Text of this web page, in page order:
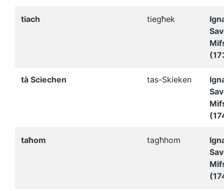
tiach tiegħek
tà Sciechen tas-Skieken
taħom tagħhom